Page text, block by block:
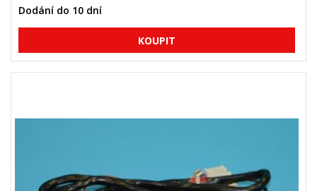
Dodání do 10 dní